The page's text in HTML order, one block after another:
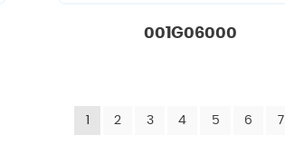
001G06000
2 3 4 5 6 7